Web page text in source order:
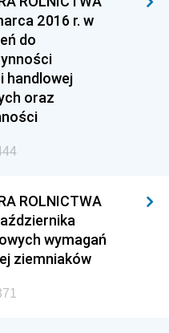
2016 r. w
do
handlowej
oraz
ROLNICTWA
wymagań
ziemniaków